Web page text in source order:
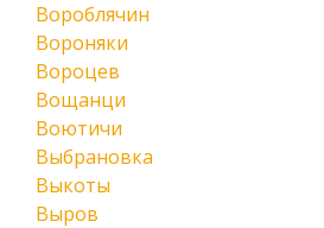
Вороблячин
Вороняки
Вороцев
Вощанци
Воютичи
Выбрановка
Выкоты
Выров